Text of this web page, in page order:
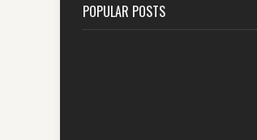
POPULAR POSTS